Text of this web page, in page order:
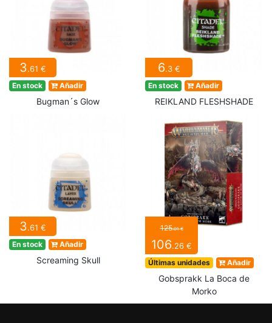
3.61 €
En stock Añadir
Bugman´s Glow
6.3 €
En stock Añadir
REIKLAND FLESHSHADE
3.61 €
En stock Añadir
Screaming Skull
125.01 €
106.26 €
Últimas unidades Añadir
Gobsprakk La Boca de
Morko